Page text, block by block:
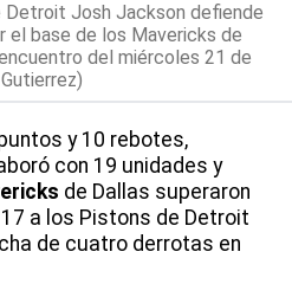
Detroit Josh Jackson defiende
base de los Mavericks de
del miércoles 21 de
y 10 rebotes,
con 19 unidades y
de Dallas superaron
a los Pistons de Detroit
de cuatro derrotas en